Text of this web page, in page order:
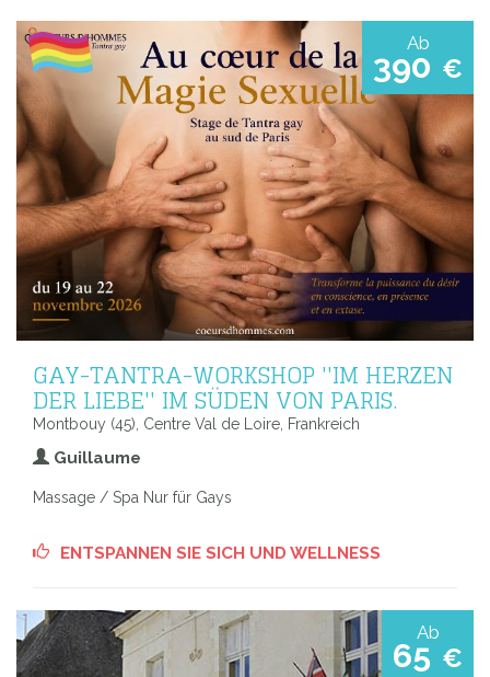
Ab
390 €
GAY-TANTRA-WORKSHOP ''IM HERZEN
DER LIEBE'' IM SÜDEN VON PARIS.
Montbouy (45), Centre Val de Loire, Frankreich
Guillaume
Massage / Spa Nur für Gays
ENTSPANNEN SIE SICH UND WELLNESS
Ab
65 €